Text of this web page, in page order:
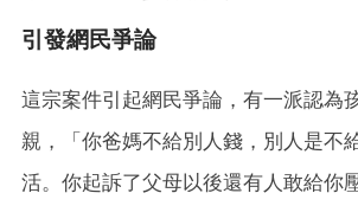
引發網民爭論
這宗案件引起網民爭論，有一派認為
親，「你爸媽不給別人錢，別人是不
活。你起訴了父母以後還有人敢給你